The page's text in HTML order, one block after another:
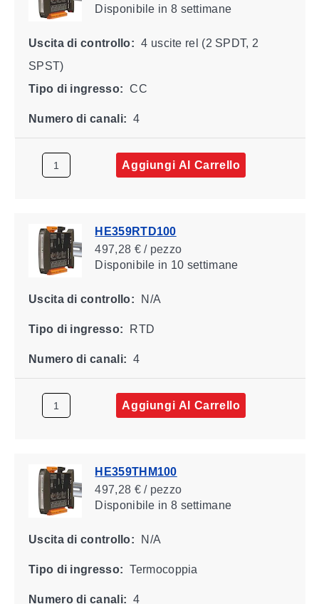
Disponibile in 8 settimane
Uscita di controllo: 4 uscite rel (2 SPDT, 2
SPST)
Tipo di ingresso: CC
Numero di canali: 4
Aggiungi Al Carrello
HE359RTD100
497,28 € / pezzo
Disponibile in 10 settimane
Uscita di controllo: N/A
Tipo di ingresso: RTD
Numero di canali: 4
Aggiungi Al Carrello
HE359THM100
497,28 € / pezzo
Disponibile in 8 settimane
Uscita di controllo: N/A
Tipo di ingresso: Termocoppia
Numero di canali: 4